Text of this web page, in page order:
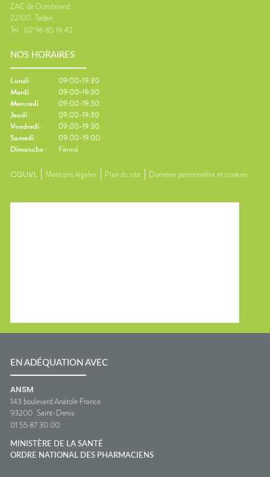
ZAC de Dombriand
22100 Taden
Tel : 02 96 85 19 42
NOS HORAIRES
Lundi :
09:00-19:30
Mardi :
09:00-19:30
Mercredi :
09:00-19:30
Jeudi :
09:00-19:30
Vendredi :
09:00-19:30
Samedi :
09:00-19:00
Dimanche : Fermé
CGUVL Mentions légales Plan du site Données personnelles et cookies
EN ADÉQUATION AVEC
ANSM
143 boulevard Anatole France
93200 Saint-Denis
01 55 87 30 00
MINISTÈRE DE LA SANTÉ
ORDRE NATIONAL DES PHARMACIENS